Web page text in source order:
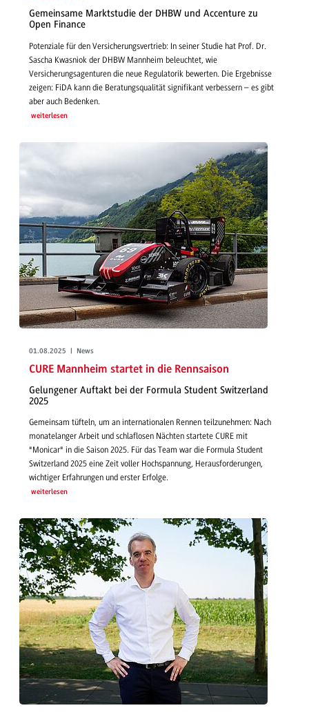
Gemeinsame Marktstudie der DHBW und Accenture zu
Open Finance
Potenziale für den Versicherungsvertrieb: In seiner Studie hat Prof. Dr.
Sascha Kwasniok der DHBW Mannheim beleuchtet, wie
Versicherungsagenturen die neue Regulatorik bewerten. Die Ergebnisse
zeigen: FiDA kann die Beratungsqualität signifikant verbessern – es gibt
aber auch Bedenken.
weiterlesen
01.08.2025 | News
CURE Mannheim startet in die Rennsaison
Gelungener Auftakt bei der Formula Student Switzerland
2025
Gemeinsam tüfteln, um an internationalen Rennen teilzunehmen: Nach
monatelanger Arbeit und schlaflosen Nächten startete CURE mit
"Monicar" in die Saison 2025. Für das Team war die Formula Student
Switzerland 2025 eine Zeit voller Hochspannung, Herausforderungen,
wichtiger Erfahrungen und erster Erfolge.
weiterlesen